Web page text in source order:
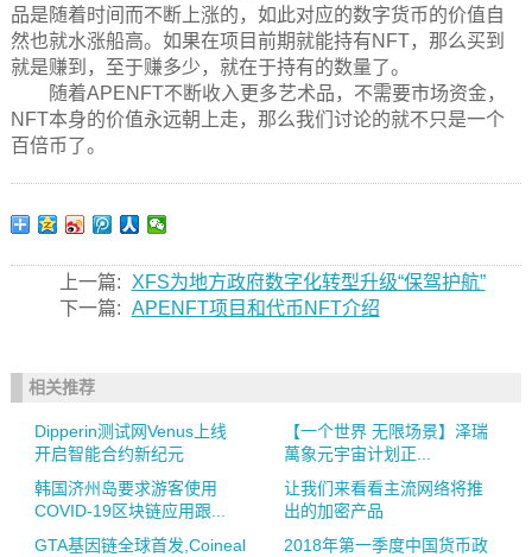
品是随着时间而不断上涨的，如此对应的数字货币的价值自
然也就水涨船高。如果在项目前期就能持有NFT，那么买到
就是赚到，至于赚多少，就在于持有的数量了。
随着APENFT不断收入更多艺术品，不需要市场资金，
NFT本身的价值永远朝上走，那么我们讨论的就不只是一个
百倍币了。
上一篇:
XFS为地方政府数字化转型升级“保驾护航”
下一篇: APENFT项目和代币NFT介绍
相关推荐
Dipperin测试网Venus上线
开启智能合约新纪元
【一个世界 无限场景】泽瑞
萬象元宇宙计划正...
韩国济州岛要求游客使用
COVID-19区块链应用跟...
让我们来看看主流网络将推
出的加密产品
GTA基因链全球首发,Coineal
2018年第一季度中国货币政